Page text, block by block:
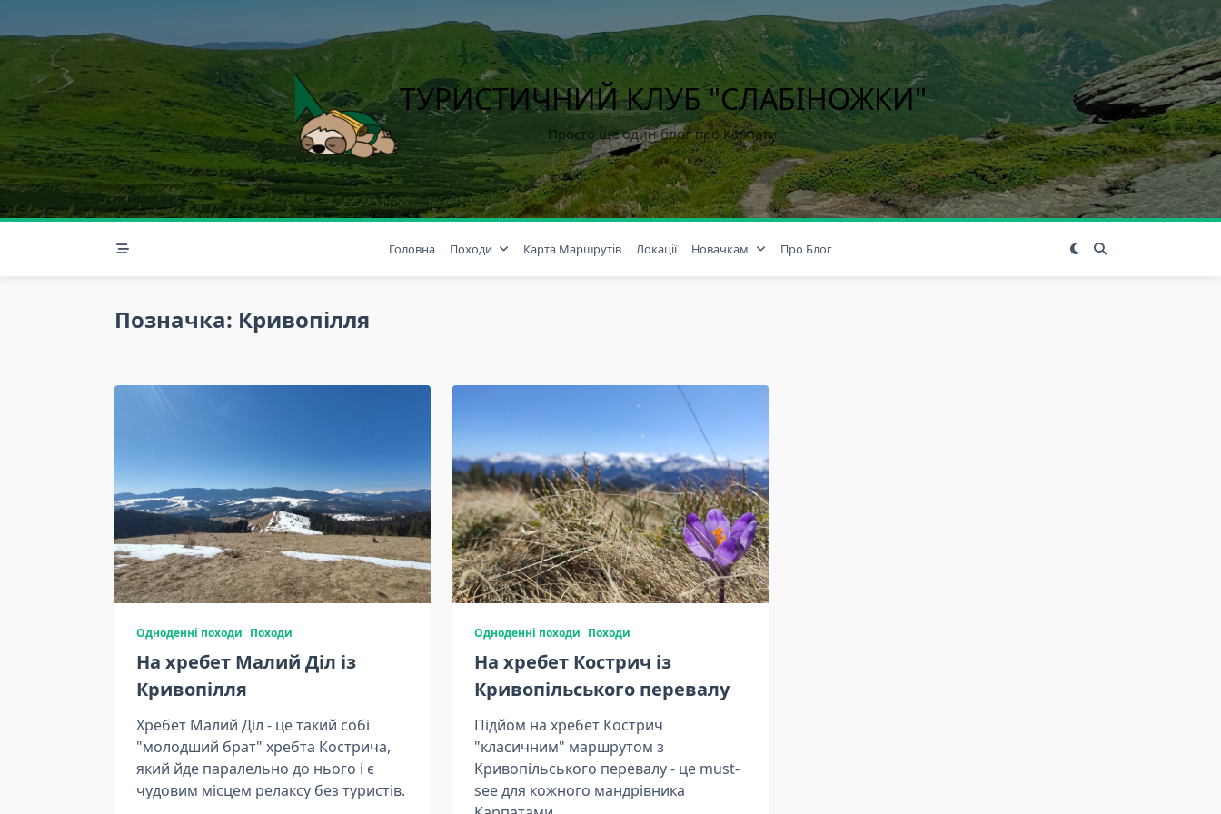
to
content
ТУРИСТИЧНИЙ КЛУБ "СЛАБІНОЖКИ"
Просто ще один блог про Карпати
Головна Походи Карта Маршрутів Локації Новачкам Про Блог
Позначка: Кривопілля
Одноденні походи Походи
На хребет Малий Діл із
Кривопілля
Хребет Малий Діл - це такий собі
"молодший брат" хребта Кострича,
який йде паралельно до нього і є
чудовим місцем релаксу без туристів.
Одноденні походи Походи
На хребет Кострич із
Кривопільського перевалу
Підйом на хребет Кострич
"класичним" маршрутом з
Кривопільського перевалу - це must-
see для кожного мандрівника